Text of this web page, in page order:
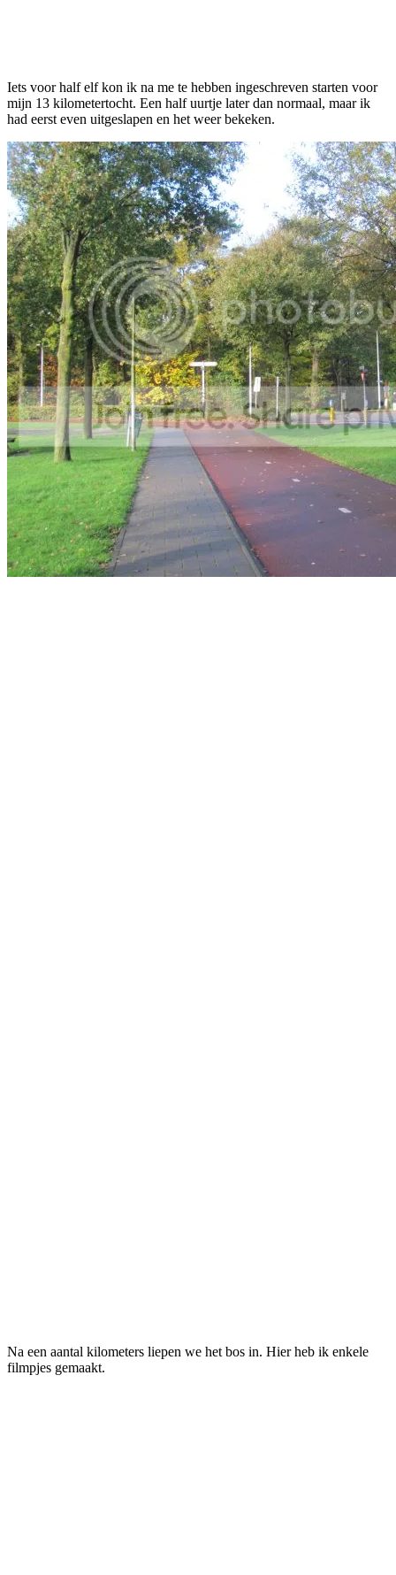
Iets voor half elf kon ik na me te hebben ingeschreven starten voor
mijn 13 kilometertocht. Een half uurtje later dan normaal, maar ik
had eerst even uitgeslapen en het weer bekeken.
Na een aantal kilometers liepen we het bos in. Hier heb ik enkele
filmpjes gemaakt.